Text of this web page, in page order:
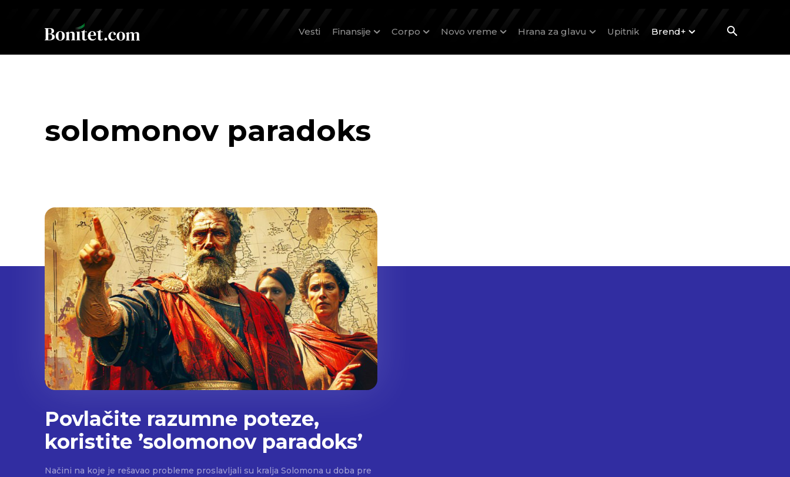
Vesti Finansije Corpo Novo vreme Hrana za glavu Upitnik Brend+
solomonov paradoks
Povlačite razumne poteze,
koristite ’solomonov paradoks’
Načini na koje je rešavao probleme proslavljali su kralja Solomona u doba pre